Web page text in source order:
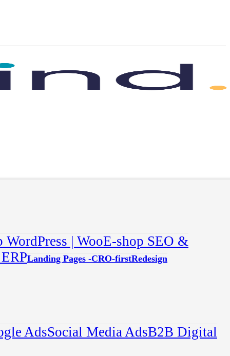
WordPress | WooE-shop SEO &
Landing Pages -CRO-firstRedesign
AdsSocial Media AdsB2B Digital